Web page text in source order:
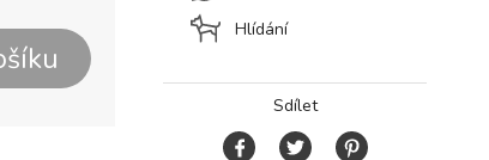
Hlídání
Sdílet